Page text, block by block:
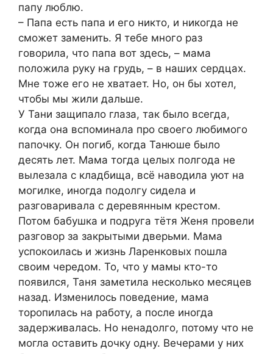
папу люблю.
– Папа есть папа и его никто, и никогда не
сможет заменить. Я тебе много раз
говорила, что папа вот здесь, – мама
положила руку на грудь, – в наших сердцах.
Мне тоже его не хватает. Но, он бы хотел,
чтобы мы жили дальше.
У Тани защипало глаза, так было всегда,
когда она вспоминала про своего любимого
папочку. Он погиб, когда Танюше было
десять лет. Мама тогда целых полгода не
вылезала с кладбища, всё наводила уют на
могилке, иногда подолгу сидела и
разговаривала с деревянным крестом.
Потом бабушка и подруга тётя Женя провели
разговор за закрытыми дверьми. Мама
успокоилась и жизнь Ларенковых пошла
своим чередом. То, что у мамы кто-то
появился, Таня заметила несколько месяцев
назад. Изменилось поведение, мама
торопилась на работу, а после иногда
задерживалась. Но ненадолго, потому что не
могла оставить дочку одну. Вечерами у них